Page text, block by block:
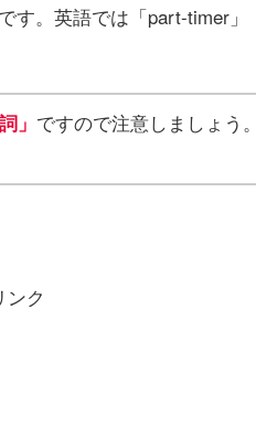
す。英語では「part-timer
」 ですので注意しましょう
ンク